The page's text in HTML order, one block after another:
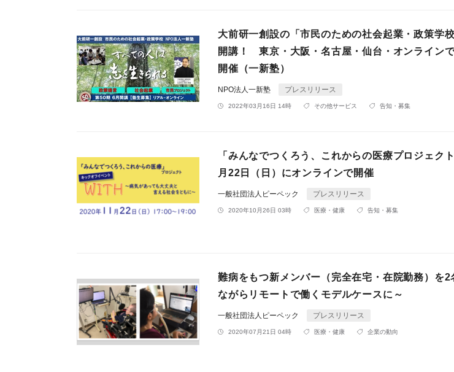
大前研一創設の「市民のための社会起業・政策学
開講！ 東京・大阪・名古屋・仙台・オンライン
開催（一新塾）
NPO法人一新塾 プレスリリース
2022年03月16日 14時 その他サービス 告知・募集
「みんなでつくろう、これからの医療プロジェク
月22日（日）にオンラインで開催
一般社団法人ピーペック プレスリリース
2020年10月26日 03時 医療・健康 告知・募集
難病をもつ新メンバー（完全在宅・在院勤務）を
ながらリモートで働くモデルケースに～
一般社団法人ピーペック プレスリリース
2020年07月21日 04時 医療・健康 企業の動向